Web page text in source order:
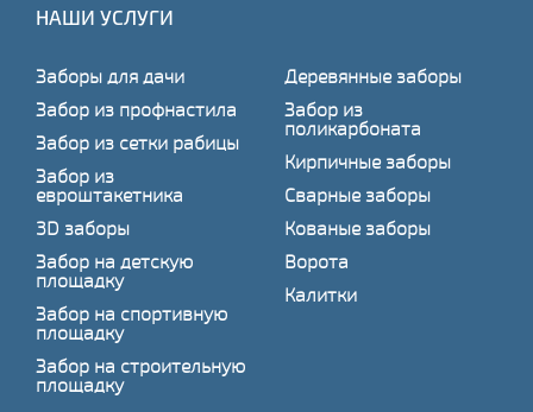
НАШИ УСЛУГИ
Заборы для дачи
Забор из профнастила
Забор из сетки рабицы
Забор из
евроштакетника
3D заборы
Забор на детскую
площадку
Забор на спортивную
площадку
Забор на строительную
площадку
Деревянные заборы
Забор из
поликарбоната
Кирпичные заборы
Сварные заборы
Кованые заборы
Ворота
Калитки